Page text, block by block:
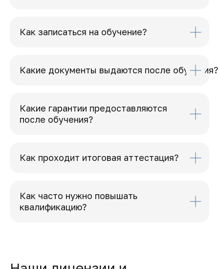
Как записаться на обучение?
Какие документы выдаются после обучения?
Какие гарантии предоставляются
после обучения?
Как проходит итоговая аттестация?
Как часто нужно повышать
квалификацию?